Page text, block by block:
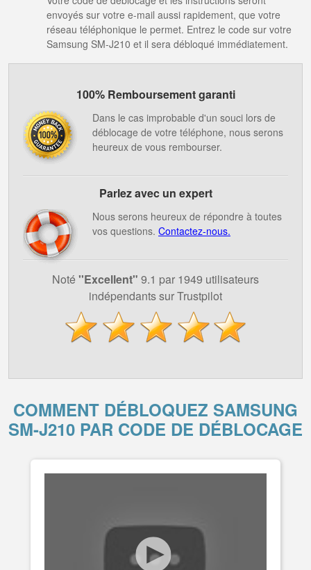
envoyés sur votre e-mail aussi rapidement, que votre
réseau téléphonique le permet. Entrez le code sur votre
Samsung SM-J210 et il sera débloqué immédiatement.
100% Remboursement garanti
Dans le cas improbable d'un souci lors de
déblocage de votre téléphone, nous serons
heureux de vous rembourser.
Parlez avec un expert
Nous serons heureux de répondre à toutes
vos questions. Contactez-nous.
Noté ''Excellent" 9.1 par 1949 utilisateurs
indépendants sur Trustpilot
COMMENT DÉBLOQUEZ SAMSUNG
SM-J210 PAR CODE DE DÉBLOCAGE